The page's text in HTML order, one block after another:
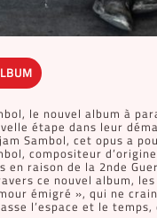
le nouvel album à
étape dans leur
Sambol, cet opus a
compositeur
en raison de la 2nde
ce nouvel album,
émigré », qui ne
l’espace et le